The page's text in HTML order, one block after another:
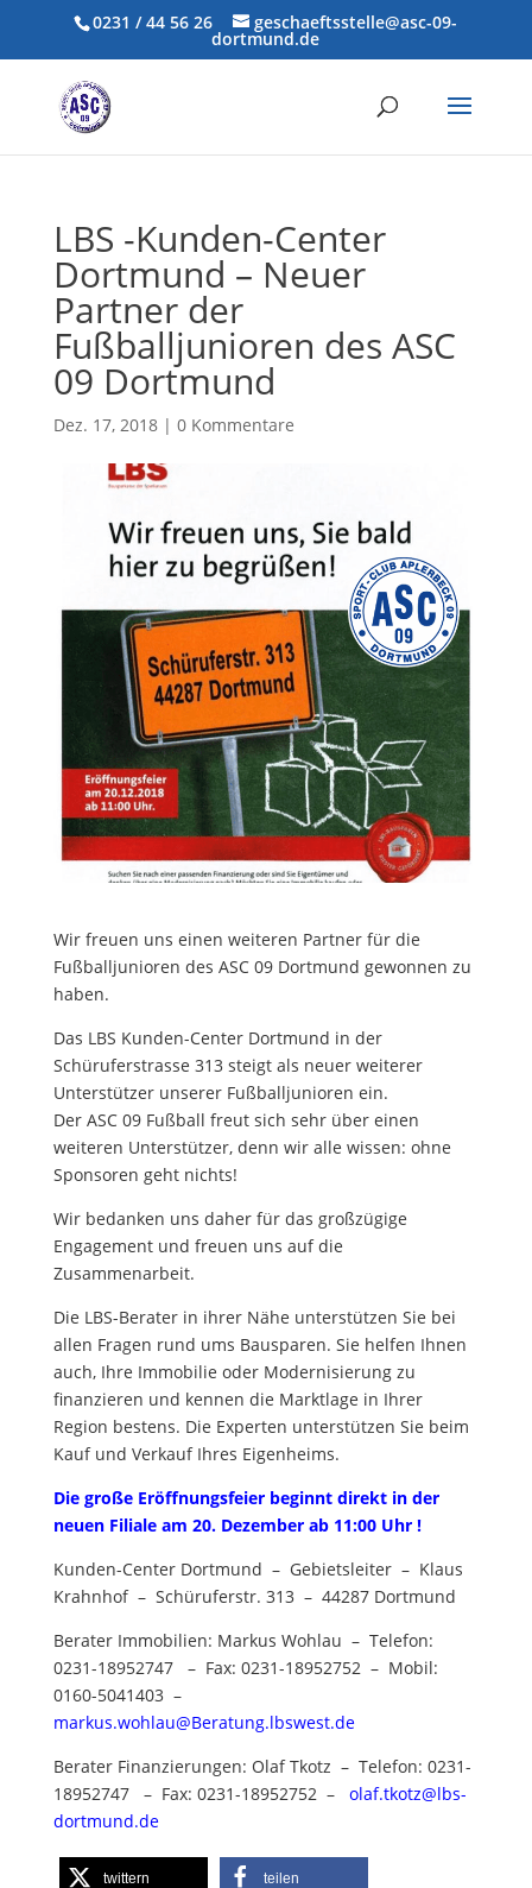
0231 / 44 56 26 geschaeftsstelle@asc-09-
dortmund.de
LBS -Kunden-Center
Dortmund – Neuer
Partner der
Fußballjunioren des ASC
09 Dortmund
Dez. 17, 2018| 0 Kommentare
Wir freuen uns einen weiteren Partner für die
Fußballjunioren des ASC 09 Dortmund gewonnen zu
haben.
Das LBS Kunden-Center Dortmund in der
Schüruferstrasse 313 steigt als neuer weiterer
Unterstützer unserer Fußballjunioren ein.
Der ASC 09 Fußball freut sich sehr über einen
weiteren Unterstützer, denn wir alle wissen: ohne
Sponsoren geht nichts!
Wir bedanken uns daher für das großzügige
Engagement und freuen uns auf die
Zusammenarbeit.
Die LBS-Berater in ihrer Nähe unterstützen Sie bei
allen Fragen rund ums Bausparen. Sie helfen Ihnen
auch, Ihre Immobilie oder Modernisierung zu
finanzieren und kennen die Marktlage in Ihrer
Region bestens. Die Experten unterstützen Sie beim
Kauf und Verkauf Ihres Eigenheims.
Die große Eröffnungsfeier beginnt direkt in der
neuen Filiale am 20. Dezember ab 11:00 Uhr !
Kunden-Center Dortmund – Gebietsleiter – Klaus
Krahnhof – Schüruferstr. 313 – 44287 Dortmund
Berater Immobilien: Markus Wohlau – Telefon:
0231-18952747 – Fax: 0231-18952752 – Mobil:
0160-5041403 –
markus.wohlau@Beratung.lbswest.de
Berater Finanzierungen: Olaf Tkotz – Telefon: 0231-
18952747 – Fax: 0231-18952752 – olaf.tkotz@lbs-
dortmund.de
twittern teilen